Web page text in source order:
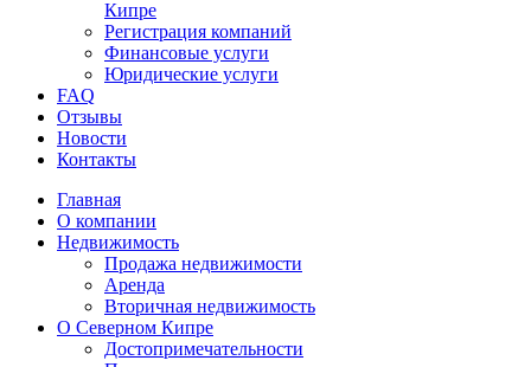
Кипре
Регистрация компаний
Финансовые услуги
Юридические услуги
FAQ
Отзывы
Новости
Контакты
Главная
О компании
Недвижимость
Продажа недвижимости
Аренда
Вторичная недвижимость
О Северном Кипре
Достопримечательности